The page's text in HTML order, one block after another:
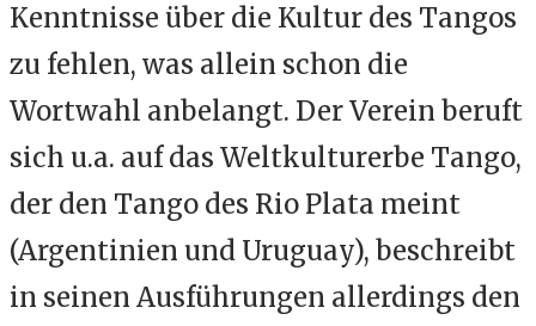
Kenntnisse über die Kultur des Tangos
zu fehlen, was allein schon die
Wortwahl anbelangt. Der Verein beruft
sich u.a. auf das Weltkulturerbe Tango,
der den Tango des Rio Plata meint
(Argentinien und Uruguay), beschreibt
in seinen Ausführungen allerdings den